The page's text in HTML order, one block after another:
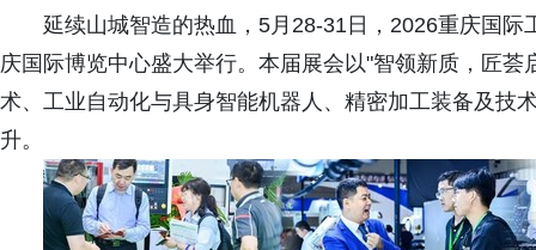
延续山城智造的热血，5月28-31日，2026重庆国
庆国际博览中心盛大举行。本届展会以"智领新质，匠
术、工业自动化与具身智能机器人、精密加工装备及技
升。